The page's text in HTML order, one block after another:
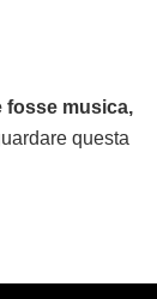
fosse musica,
questa